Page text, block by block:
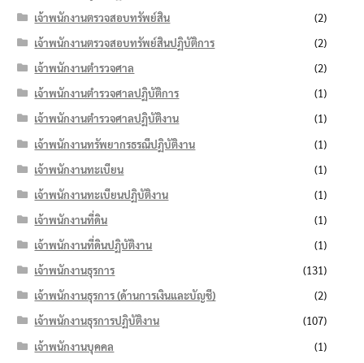
เจ้าพนักงานตรวจสอบทรัพย์สิน
(2)
เจ้าพนักงานตรวจสอบทรัพย์สินปฏิบัติการ
(2)
เจ้าพนักงานตำรวจศาล
(2)
เจ้าพนักงานตำรวจศาลปฏิบัติการ
(1)
เจ้าพนักงานตำรวจศาลปฏิบัติงาน
(1)
เจ้าพนักงานทรัพยากรธรณีปฏิบัติงาน
(1)
เจ้าพนักงานทะเบียน
(1)
เจ้าพนักงานทะเบียนปฏิบัติงาน
(1)
เจ้าพนักงานที่ดิน
(1)
เจ้าพนักงานที่ดินปฏิบัติงาน
(1)
เจ้าพนักงานธุรการ
(131)
เจ้าพนักงานธุรการ (ด้านการเงินและบัญชี)
(2)
เจ้าพนักงานธุรการปฏิบัติงาน
(107)
เจ้าพนักงานบุคคล
(1)